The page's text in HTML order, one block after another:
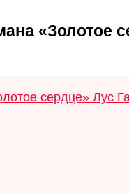
«Золотое
сердце» Лус